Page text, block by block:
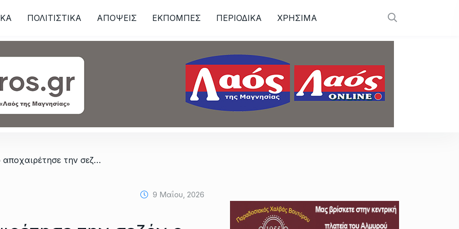
ΠΟΛΙΤΙΣΤΙΚΑ ΑΠΟΨΕΙΣ ΕΚΠΟΜΠΕΣ ΠΕΡΙΟΔΙΚΑ ΧΡΗΣΙΜΑ
/ Με τρίποντο αποχαιρέτησε την σεζόν ο ΓΣΑ
9 Μαΐου, 2026